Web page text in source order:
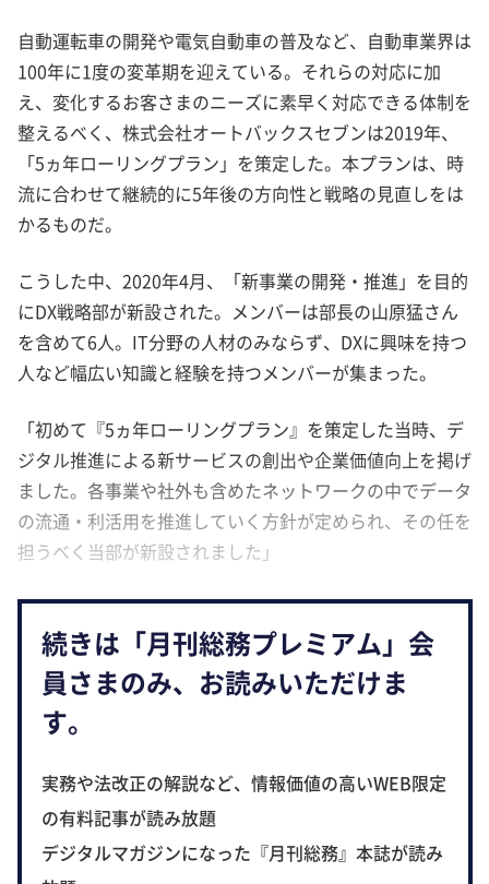
自動運転車の開発や電気自動車の普及など、自動車業界は
100年に1度の変革期を迎えている。それらの対応に加
え、変化するお客さまのニーズに素早く対応できる体制を
整えるべく、株式会社オートバックスセブンは2019年、
「5ヵ年ローリングプラン」を策定した。本プランは、時
流に合わせて継続的に5年後の方向性と戦略の見直しをは
かるものだ。
こうした中、2020年4月、「新事業の開発・推進」を目的
にDX戦略部が新設された。メンバーは部長の山原猛さん
を含めて6人。IT分野の人材のみならず、DXに興味を持つ
人など幅広い知識と経験を持つメンバーが集まった。
「初めて『5ヵ年ローリングプラン』を策定した当時、デ
ジタル推進による新サービスの創出や企業価値向上を掲げ
ました。各事業や社外も含めたネットワークの中でデータ
の流通・利活用を推進していく方針が定められ、その任を
担うべく当部が新設されました」
続きは「月刊総務プレミアム」会
員さまのみ、お読みいただけま
す。
実務や法改正の解説など、情報価値の高いWEB限定
の有料記事が読み放題
デジタルマガジンになった『月刊総務』本誌が読み